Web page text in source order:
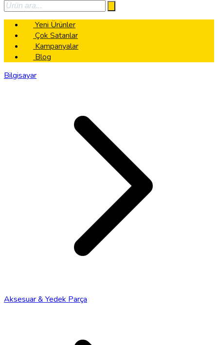
Yeni Ürünler
Çok Satanlar
Kampanyalar
Blog
Bilgisayar
Aksesuar & Yedek Parça